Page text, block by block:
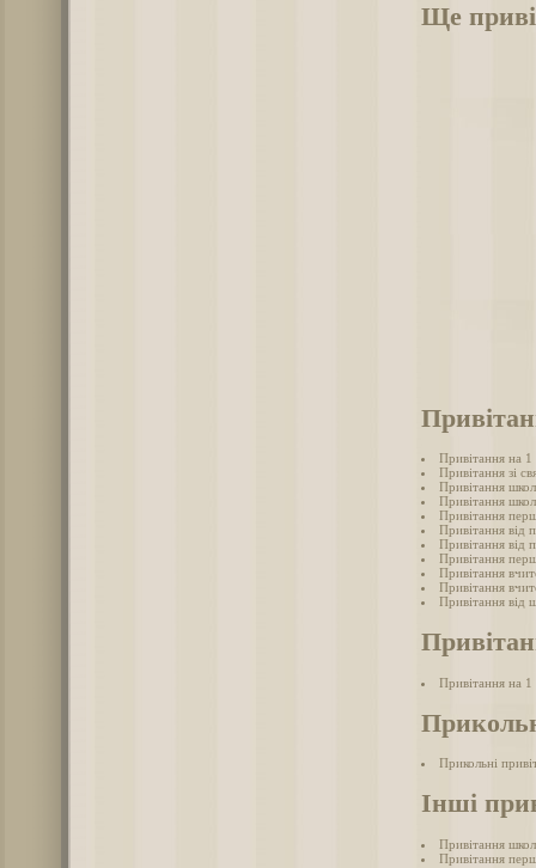
Ще
Привітання на 1
Привітання зі
Привітання
Привітання
Привітання
Привітання від
Привітання від
Привітання
Привітання
Привітання
Привітання від
Привітання на 1
Прикольні
Інші
Привітання
Привітання